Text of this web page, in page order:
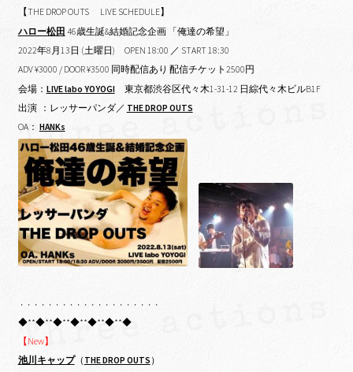
【THE DROP OUTS LIVE SCHEDULE】
ハロー松田 46歳生誕&結婚記念企画 「俺達の希望」
2022年8月13日 (土曜日) OPEN 18:00 ／ START 18:30
ADV ¥3000 / DOOR ¥3500 同時配信あり 配信チケット2500円
会場： LIVE labo YOYOGI東京都渋谷区代々木1-31-12 日綜代々木ビルB1F
出演 ：レッサーパンダ／ THE DROP OUTS
OA： HANKs
・・・・・・・・・・・・・・・・・・・・
◆**◆**◆**◆**◆**◆**◆
【New】
池川キャップ（ THE DROP OUTS ）